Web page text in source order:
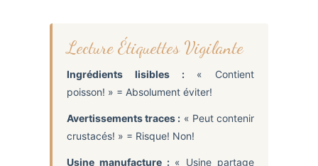
Lecture Étiquettes Vigilante
Ingrédients lisibles :« Contient
poisson! » = Absolument éviter!
Avertissements traces : « Peut contenir
crustacés! » = Risque! Non!
Usine manufacture :« Usine partage